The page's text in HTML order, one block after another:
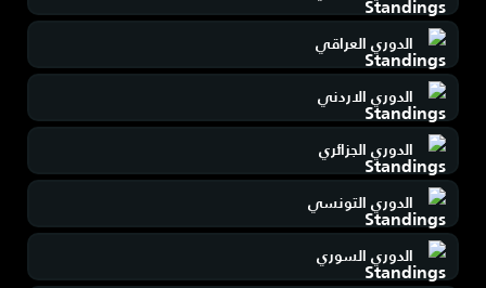
الدوري العراقي
الدوري الاردني
الدوري الجزائري
الدوري التونسي
الدوري السوري